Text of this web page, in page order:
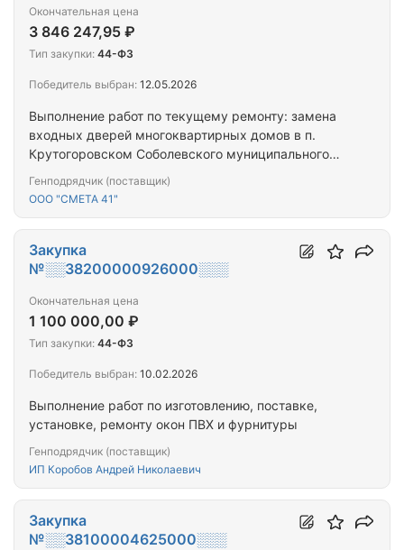
Выполнение работ по текущему ремонту: замена
входных дверей многоквартирных домов в п.
Крутогоровском Соболевского муниципального
Генподрядчик (поставщик)
ООО "СМЕТА 41"
Окончательная цена
3 846 247,95 ₽
Тип закупки: 44-ФЗ
Победитель выбран: 12.05.2026
Выполнение работ по изготовлению, поставке,
установке, ремонту окон ПВХ и фурнитуры
Генподрядчик (поставщик)
ИП Коробов Андрей Николаевич
Закупка
№░░38200000926000░░░
Окончательная цена
1 100 000,00 ₽
Тип закупки: 44-ФЗ
Победитель выбран: 10.02.2026
Закупка
№░░38100004625000░░░